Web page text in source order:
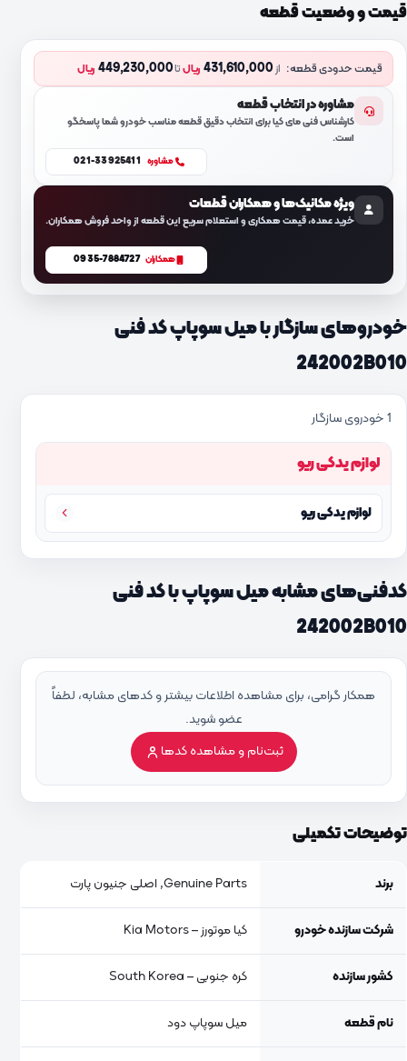
قیمت و وضعیت قطعه
قیمت حدودی قطعه: از431,610,000 ریالتا449,230,000 ریال
مشاوره در انتخاب قطعه
کارشناس فنی مای کیا برای انتخاب دقیق قطعه مناسب خودرو شما پاسخگو
است.
مشاوره 021-33925411
ویژه مکانیک‌ها و همکاران قطعات
خرید عمده، قیمت همکاری و استعلام سریع این قطعه از واحد فروش همکاران.
همکاران 0935-7884727
خودروهای سازگار با میل سوپاپ کد فنی
242002B010
1 خودروی سازگار
لوازم یدکی ریو
لوازم یدکی ریو
کدفنی‌های مشابه میل سوپاپ با کد فنی
242002B010
همکار گرامی، برای مشاهده اطلاعات بیشتر و کدهای مشابه، لطفاً
عضو شوید.
ثبت‌نام و مشاهده کدها
توضیحات تکمیلی
برند Genuine Parts, اصلی جنیون پارت
شرکت سازنده خودرو کیا موتورز – Kia Motors
کشور سازنده کره جنوبی – South Korea
نام قطعه میل سوپاپ دود